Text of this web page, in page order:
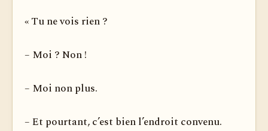
« Tu ne vois rien ?
– Moi ? Non !
– Moi non plus.
– Et pourtant, c’est bien l’endroit convenu.